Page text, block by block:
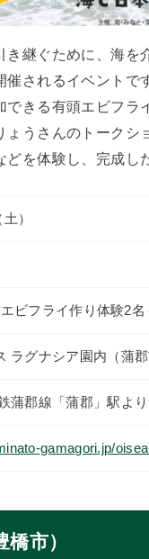
き継ぐために、海
されるイベントで
できる有頭エビフ
うさんのトークシ
を体験し、完成し
）
ビフライ作り体験2
ラグナシア園内（蒲郡
蒲郡線「蒲郡」駅よ
gamagori.jp/
市）